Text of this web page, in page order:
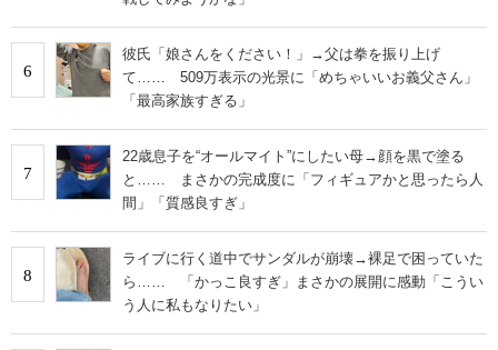
6
彼氏「娘さんをください！」→父は拳を振り上げ
て…… 509万表示の光景に「めちゃいいお義父さん」
「最高家族すぎる」
7
22歳息子を“オールマイト”にしたい母→顔を黒で塗る
と…… まさかの完成度に「フィギュアかと思ったら人
間」「質感良すぎ」
8
ライブに行く道中でサンダルが崩壊→裸足で困っていた
ら…… 「かっこ良すぎ」まさかの展開に感動「こうい
う人に私もなりたい」